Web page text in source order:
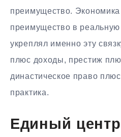
преимущество.
преимущество в реальную
укреплял именно эту
плюс доходы, престиж
династическое право
практика.
Единый